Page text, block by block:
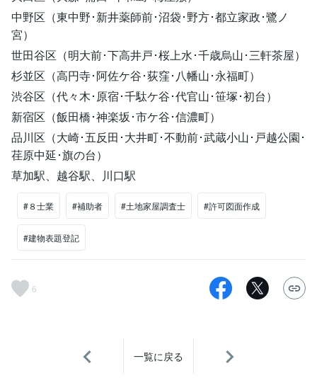
中野区（東中野･新井薬師前･沼袋･野方･都立家政･鷺ノ
宮）
世田谷区（明大前･下高井戸･桜上水･千歳烏山･三軒茶屋）
杉並区（高円寺･阿佐ケ谷･荻窪･八幡山･永福町）
渋谷区（代々木･原宿･千駄ケ谷･代官山･笹塚･初台）
新宿区（飯田橋･神楽坂･市ケ谷･信濃町）
品川区（大崎･五反田･大井町･不動前･武蔵小山･戸越公園･
荏原中延･旗の台）
草加駅、越谷駅、川口駅
#８士業 #補助者 #土地家屋調査士 #許可図面作成
#建物表題登記
6
一覧に戻る